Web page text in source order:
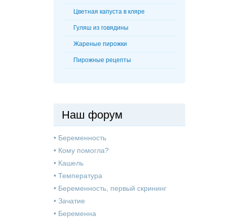
Цветная капуста в кляре
Гуляш из говядины
Жареные пирожки
Пирожные рецепты
Наш форум
• Беременность
• Кому помогла?
• Кашель
• Температура
• Беременность, первый скрининг
• Зачатие
• Беременна